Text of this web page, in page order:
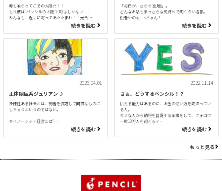
毒も喰らってこその太陽だ！！
もう彼は”ペンシルの太陽”と呼ぶしかない！！
みんなも、近くに寄ってあたたまれ！！光合…
続きを読む
「毎日が、さらち(更地)」。
どんなお話もまっさらな気持ちで聞くのが極意。
役者やのぉ、Sちゃん！
続きを読む
2026.04.01
正体隠匿系ジュリアン ♪
多様性ある社会とは、弱者を保護して同質なものに
しちゃうというのではない。
ダイバーシティ経営とは"…
続きを読む
2022.11.14
さぁ、どうするペンシル！？
払える能力はあるのに、お金の使い方を間違ってい
る人。
ダメな人から納税を督促する仕事をして、フォロワ
ー数10万人を超えるイ…
続きを読む
もっと見る